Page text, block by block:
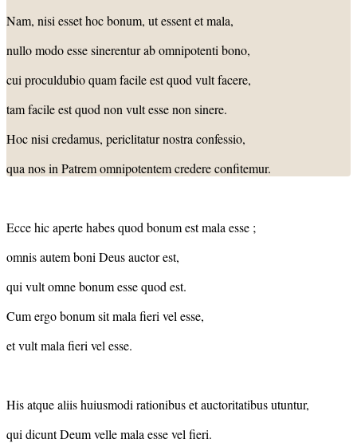
Nam, nisi esset hoc bonum, ut essent et mala,
nullo modo esse sinerentur ab omnipotenti bono,
cui proculdubio quam facile est quod vult facere,
tam facile est quod non vult esse non sinere.
Hoc nisi credamus, periclitatur nostra confessio,
qua nos in Patrem omnipotentem credere confitemur.
Ecce hic aperte habes quod bonum est mala esse ;
omnis autem boni Deus auctor est,
qui vult omne bonum esse quod est.
Cum ergo bonum sit mala fieri vel esse,
et vult mala fieri vel esse.
His atque aliis huiusmodi rationibus et auctoritatibus utuntur,
qui dicunt Deum velle mala esse vel fieri.